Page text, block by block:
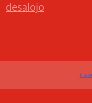
desalojo